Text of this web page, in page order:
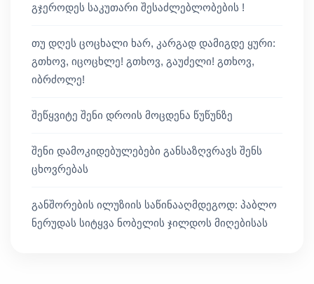
გჯეროდეს საკუთარი შესაძლებლობების !
თუ დღეს ცოცხალი ხარ, კარგად დამიგდე ყური:
გთხოვ, იცოცხლე! გთხოვ, გაუძელი! გთხოვ,
იბრძოლე!
შეწყვიტე შენი დროის მოცდენა წუწუნზე
შენი დამოკიდებულებები განსაზღვრავს შენს
ცხოვრებას
განშორების ილუზიის საწინააღმდეგოდ: პაბლო
ნერუდას სიტყვა ნობელის ჯილდოს მიღებისას